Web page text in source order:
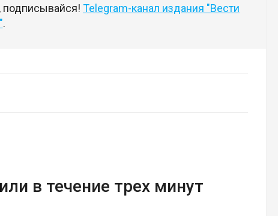
подписывайся! Telegram-канал издания "Вести
.
в течение трех минут